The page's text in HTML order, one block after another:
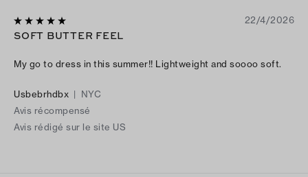
22/4/2026
SOFT BUTTER FEEL
My go to dress in this summer!! Lightweight and soooo soft.
Usbebrhdbx | NYC
Avis récompensé
Avis rédigé sur le site US